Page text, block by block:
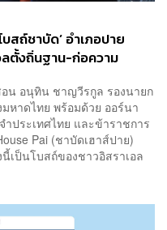
สถ์ชาบัด’ อำเภอปาย
ตั้งถิ่นฐาน-ก่อความ
น อนุทิน ชาญวีรกูล รองนายก
หาดไทย พร้อมด้วย ออร์นา
ประเทศไทย และข้าราชการ
Pai (ชาบัดเฮาส์ปาย)
เป็นโบสถ์ของชาวอิสราเอล